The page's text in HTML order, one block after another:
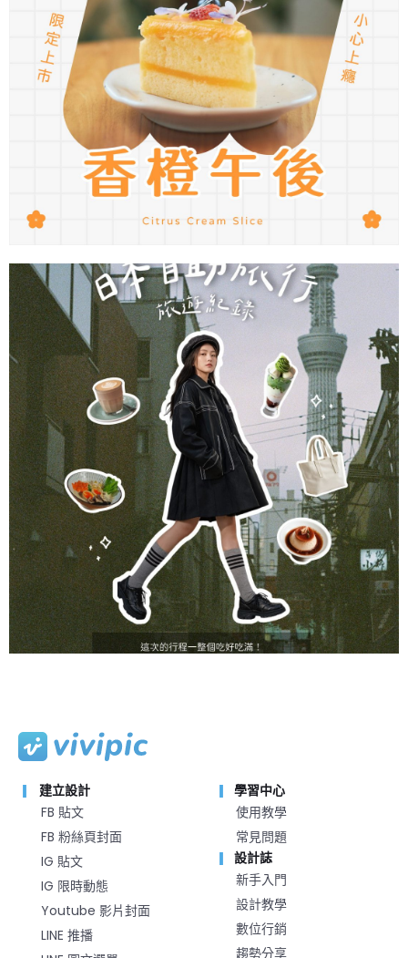
建立設計
FB 貼文
FB 粉絲頁封面
IG 貼文
IG 限時動態
Youtube 影片封面
LINE 推播
學習中心
使用教學
常見問題
設計誌
新手入門
設計教學
數位行銷
趨勢分享